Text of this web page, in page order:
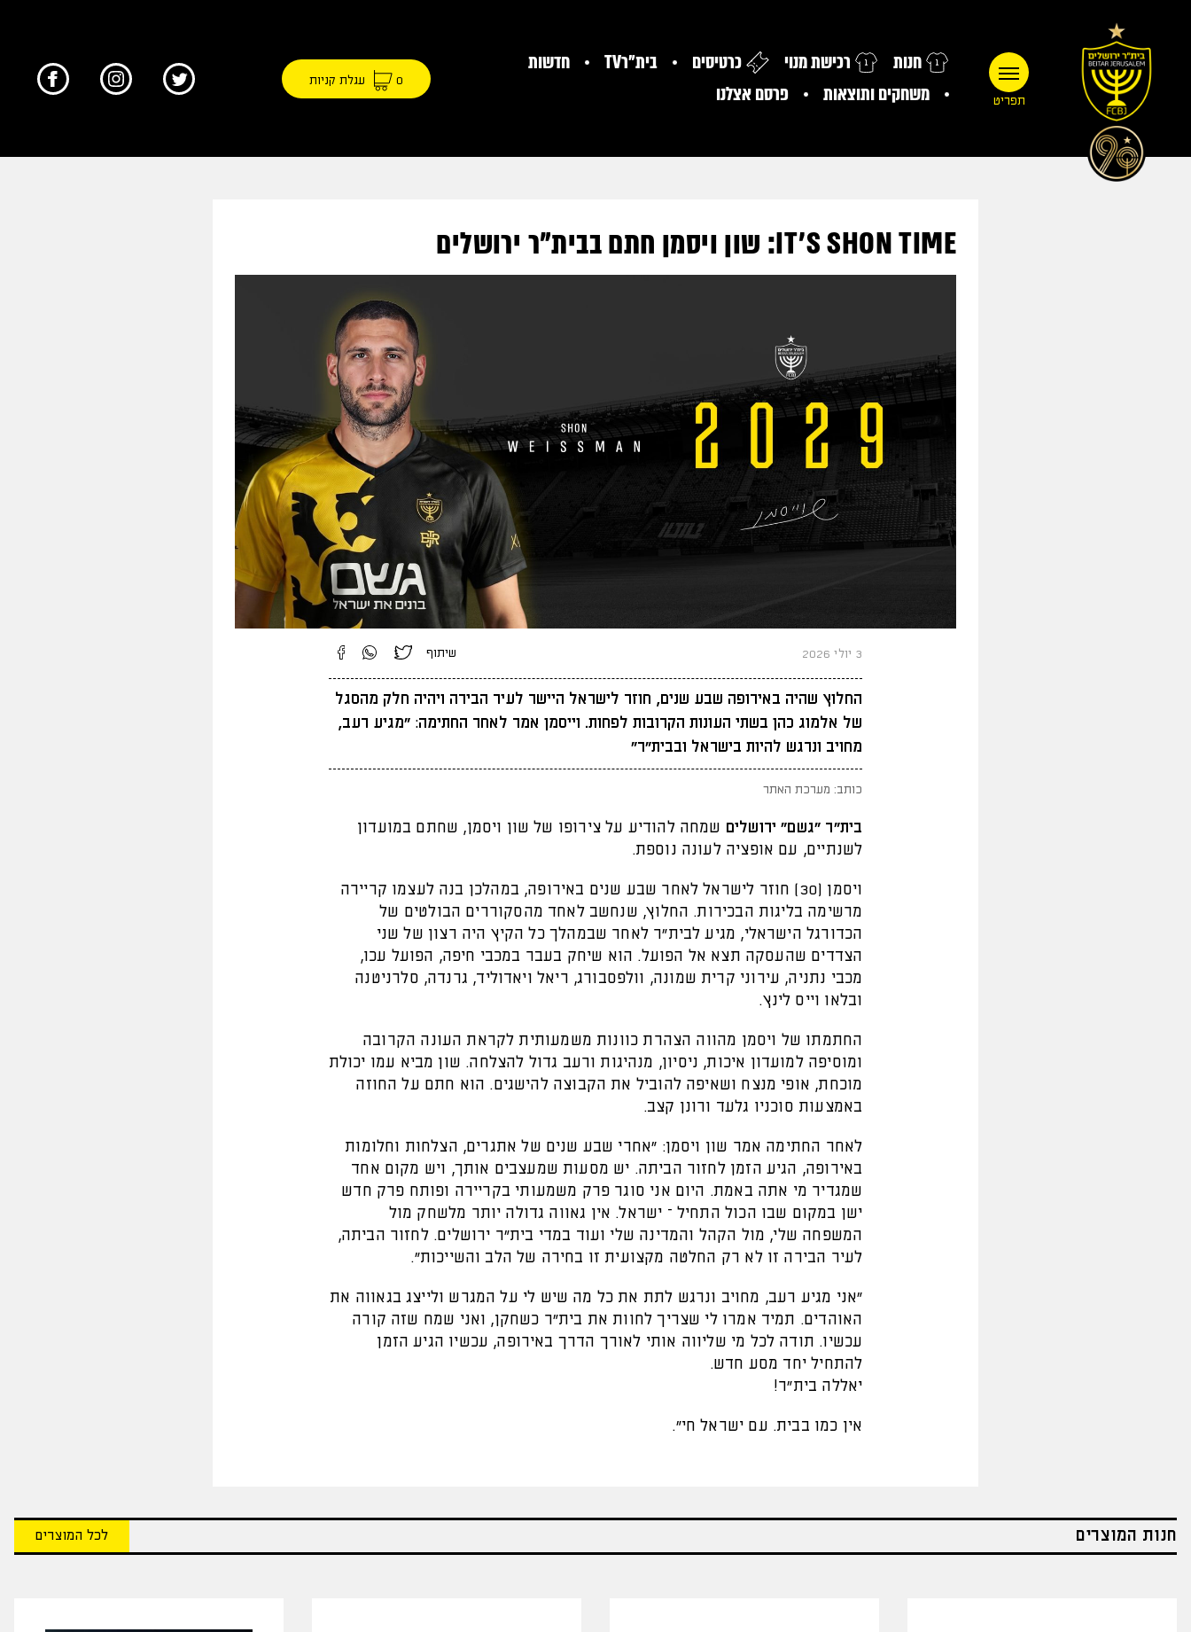
תפריט
חנות רכישת מנוי כרטיסים בית"רTV
חדשות
משחקים ותוצאות
פרסם אצלנו
0 עגלת קניות
IT'S SHON TIME: שון ויסמן חתם בבית"ר ירושלים
3 יולי 2026 שיתוף
החלוץ שהיה באירופה שבע שנים, חוזר לישראל היישר לעיר הבירה ויהיה חלק מהסגל
של אלמוג כהן בשתי העונות הקרובות לפחות. וייסמן אמר לאחר החתימה: "מגיע רעב,
מחויב ונרגש להיות בישראל ובבית"ר"
כותב: מערכת האתר
בית"ר "גשם" ירושלים שמחה להודיע על צירופו של שון ויסמן, שחתם במועדון
לשנתיים, עם אופציה לעונה נוספת.
ויסמן (30) חוזר לישראל לאחר שבע שנים באירופה, במהלכן בנה לעצמו קריירה
מרשימה בליגות הבכירות. החלוץ, שנחשב לאחד מהסקוררים הבולטים של
הכדורגל הישראלי, מגיע לבית"ר לאחר שבמהלך כל הקיץ היה רצון של שני
הצדדים שהעסקה תצא אל הפועל. הוא שיחק בעבר במכבי חיפה, הפועל עכו,
מכבי נתניה, עירוני קרית שמונה, וולפסבורג, ריאל ויאדוליד, גרנדה, סלרניטנה
ובלאו וייס לינץ.
החתמתו של ויסמן מהווה הצהרת כוונות משמעותית לקראת העונה הקרובה
ומוסיפה למועדון איכות, ניסיון, מנהיגות ורעב גדול להצלחה. שון מביא עמו יכולת
מוכחת, אופי מנצח ושאיפה להוביל את הקבוצה להישגים. הוא חתם על החוזה
באמצעות סוכניו גלעד ורונן קצב.
לאחר החתימה אמר שון ויסמן: "אחרי שבע שנים של אתגרים, הצלחות וחלומות
באירופה, הגיע הזמן לחזור הביתה. יש מסעות שמעצבים אותך, ויש מקום אחד
שמגדיר מי אתה באמת. היום אני סוגר פרק משמעותי בקריירה ופותח פרק חדש
ישן במקום שבו הכול התחיל – ישראל. אין גאווה גדולה יותר מלשחק מול
המשפחה שלי, מול הקהל והמדינה שלי ועוד במדי בית״ר ירושלים. לחזור הביתה,
לעיר הבירה זו לא רק החלטה מקצועית זו בחירה של הלב והשייכות".
"אני מגיע רעב, מחויב ונרגש לתת את כל מה שיש לי על המגרש ולייצג בגאווה את
האוהדים. תמיד אמרו לי שצריך לחוות את בית"ר כשחקן, ואני שמח שזה קורה
עכשיו. תודה לכל מי שליווה אותי לאורך הדרך באירופה, עכשיו הגיע הזמן
להתחיל יחד מסע חדש.
יאללה בית״ר!
אין כמו בבית. עם ישראל חי".
חנות המוצרים לכל המוצרים